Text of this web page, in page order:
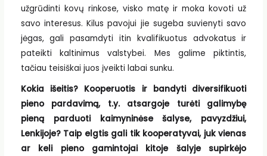
užgrūdinti kovų rinkose, visko matę ir moka kovoti už
savo interesus. Kilus pavojui jie sugeba suvienyti savo
jėgas, gali pasamdyti itin kvalifikuotus advokatus ir
pateikti kaltinimus valstybei. Mes galime piktintis,
tačiau teisiškai juos įveikti labai sunku.
Kokia išeitis? Kooperuotis ir bandyti diversifikuoti
pieno pardavimą, t.y. atsargoje turėti galimybę
pieną parduoti kaimyninėse šalyse, pavyzdžiui,
Lenkijoje? Taip elgtis gali tik kooperatyvai, juk vienas
ar keli pieno gamintojai kitoje šalyje supirkėjo